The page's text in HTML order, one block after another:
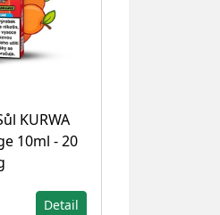
KURWA
10ml - 20
Detail